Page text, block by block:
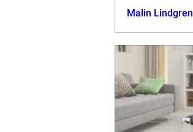
Malin Lindgren